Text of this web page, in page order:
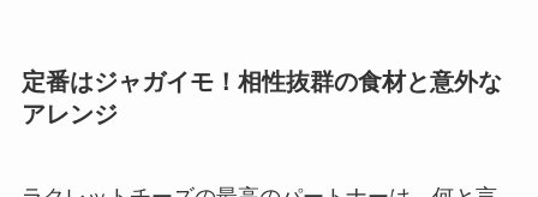
定番はジャガイモ！相性抜群の食材と意外な
アレンジ